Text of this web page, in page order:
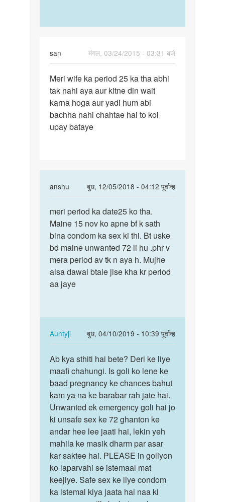
san
मंगल, 03/24/2015 - 03:31 बजे
Meri
wife
ka
period
25
Meri wife ka period 25 ka tha abhi
tak nahi aya aur kitne din wait
karna hoga aur yadi hum abi
bachha nahi chahtae hai to koi
upay bataye
anshu
बुध, 12/05/2018 - 04:12 पूर्वान्ह
to
Meri
wife
ka
period
25
ka
san
meri
period
ka
date25
ko…
meri period ka date25 ko tha.
Maine 15 nov ko apne bf k sath
bina condom ka sex ki thi. Bt uske
bd maine unwanted 72 li hu .phr v
mera period av tk n aya h. Mujhe
aisa dawai btaie jise kha kr period
aa jaye
Auntyji
बुध, 04/10/2019 - 10:39 पूर्वान्ह
In
reply
to
meri
period
ka
date25
ko…
by
anshu
Ab
kya
sthiti
hai
bete?
Deri…
Ab kya sthiti hai bete? Deri ke liye
maafi chahungi. Is goli ko lene ke
baad pregnancy ke chances bahut
kam ya na ke barabar rah jate hai.
Unwanted ek emergency goli hai jo
ki unsafe sex ke 72 ghanton ke
andar hee lee jaati hai, lekin yeh
mahila ke masik dharm par asar
kar saktee hai. PLEASE in goliyon
ko laparvahi se istemaal mat
keejiye. Safe sex ke liye condom
ka istemal kiya jaata hai naa ki